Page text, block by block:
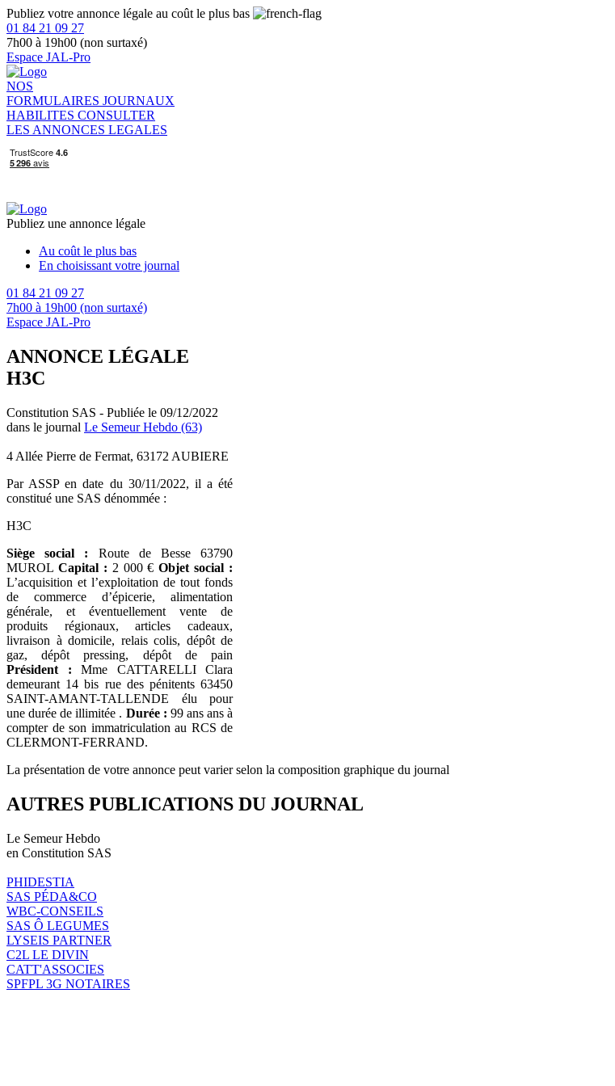
Publiez votre annonce légale au coût le plus bas
01 84 21 09 27
7h00 à 19h00 (non surtaxé)
Espace JAL-Pro
NOS
FORMULAIRES JOURNAUX
HABILITES CONSULTER
LES ANNONCES LEGALES
Publiez une annonce légale
Au coût le plus bas
En choisissant votre journal
01 84 21 09 27
7h00 à 19h00 (non surtaxé)
Espace JAL-Pro
ANNONCE LÉGALE
H3C
Constitution SAS - Publiée le 09/12/2022
dans le journal Le Semeur Hebdo (63)
4 Allée Pierre de Fermat, 63172 AUBIERE
Par ASSP en date du 30/11/2022, il a été
constitué une SAS dénommée :
H3C
Siège social : Route de Besse 63790
MUROL Capital : 2 000 €Objet social :
L’acquisition et l’exploitation de tout fonds
de commerce d’épicerie, alimentation
générale, et éventuellement vente de
produits régionaux, articles cadeaux,
livraison à domicile, relais colis, dépôt de
gaz, dépôt pressing, dépôt de pain
Président : Mme CATTARELLI Clara
demeurant 14 bis rue des pénitents 63450
SAINT-AMANT-TALLENDE élu pour
une durée de illimitée . Durée : 99 ans ans à
compter de son immatriculation au RCS de
CLERMONT-FERRAND.
La présentation de votre annonce peut varier selon la composition graphique du journal
AUTRES PUBLICATIONS DU JOURNAL
Le Semeur Hebdo
en Constitution SAS
PHIDESTIA
SAS PÉDA&CO
WBC-CONSEILS
SAS Ô LEGUMES
LYSEIS PARTNER
C2L LE DIVIN
CATT'ASSOCIES
SPFPL 3G NOTAIRES